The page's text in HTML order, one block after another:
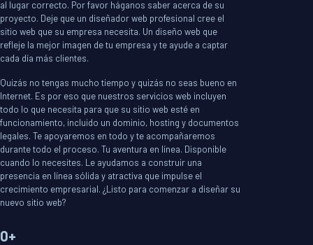
al lugar correcto. Por favor háganos saber acerca de su
proyecto. Deje que un diseñador web profesional cree el
sitio web que su empresa necesita. Un diseño web que
refleje la mejor imagen de tu empresa y te ayude a captar
cada día más clientes.
Quizás no tengas mucho tiempo y quizás no seas bueno en
Internet. Es por eso que nuestros servicios web incluyen
todo lo que necesita para que su sitio web esté en
funcionamiento, incluido un dominio, hosting y documentos
legales. Te apoyaremos en todo y te acompañaremos
durante todo el proceso. Tu aventura en línea. Disponible
cuando lo necesites. Le ayudamos a construir una
presencia en línea sólida y atractiva que impulse el
crecimiento empresarial. ¿Listo para comenzar a diseñar su
nuevo sitio web?
0